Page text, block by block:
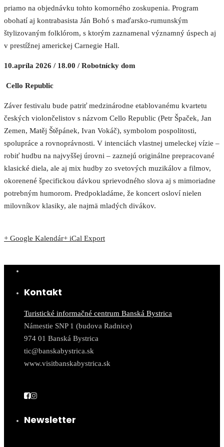
priamo na objednávku tohto komorného zoskupenia. Program
obohatí aj kontrabasista Ján Bohó s maďarsko-rumunským
štylizovaným folklórom, s ktorým zaznamenal významný úspech aj
v prestížnej americkej Carnegie Hall.
10.apríla 2026 / 18.00 / Robotnícky dom
Cello Republic
Záver festivalu bude patriť medzinárodne etablovanému kvartetu
českých violončelistov s názvom Cello Republic (Petr Špaček, Jan
Zemen, Matěj Štěpánek, Ivan Vokáč), symbolom pospolitosti,
spolupráce a rovnoprávnosti. V intenciách vlastnej umeleckej vízie –
robiť hudbu na najvyššej úrovni – zaznejú originálne prepracované
klasické diela, ale aj mix hudby zo svetových muzikálov a filmov,
okorenené špecifickou dávkou sprievodného slova aj s mimoriadne
potrebným humorom. Predpokladáme, že koncert osloví nielen
milovníkov klasiky, ale najmä mladých divákov.
+ Google Kalendár+ iCal Export
Kontakt
Turistické informačné centrum Banská Bystrica
Námestie SNP 1 (budova Radnice)
974 01 Banská Bystrica
tic@banskabystrica.sk
www.visitbanskabystrica.sk
Newsletter